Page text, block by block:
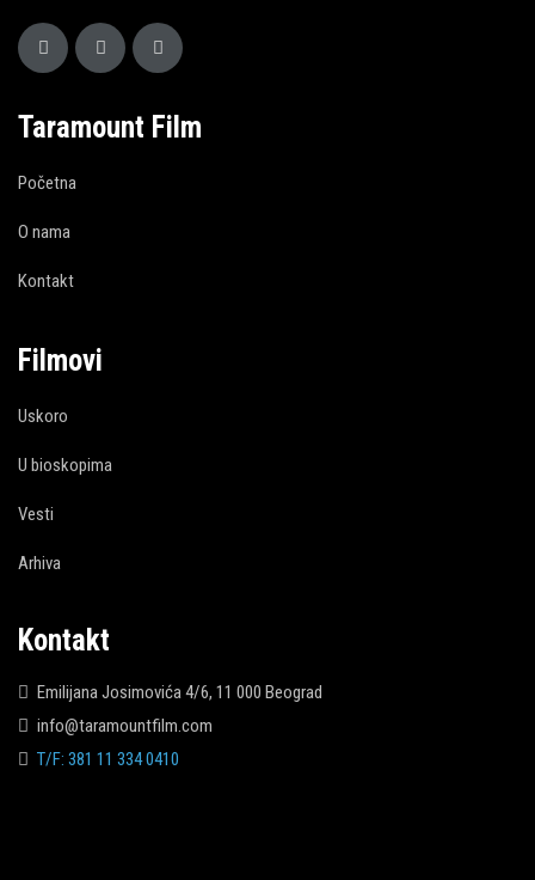
Taramount Film
Početna
O nama
Kontakt
Filmovi
Uskoro
U bioskopima
Vesti
Arhiva
Kontakt
Emilijana Josimovića 4/6, 11 000 Beograd
info@taramountfilm.com
T/F: 381 11 334 0410